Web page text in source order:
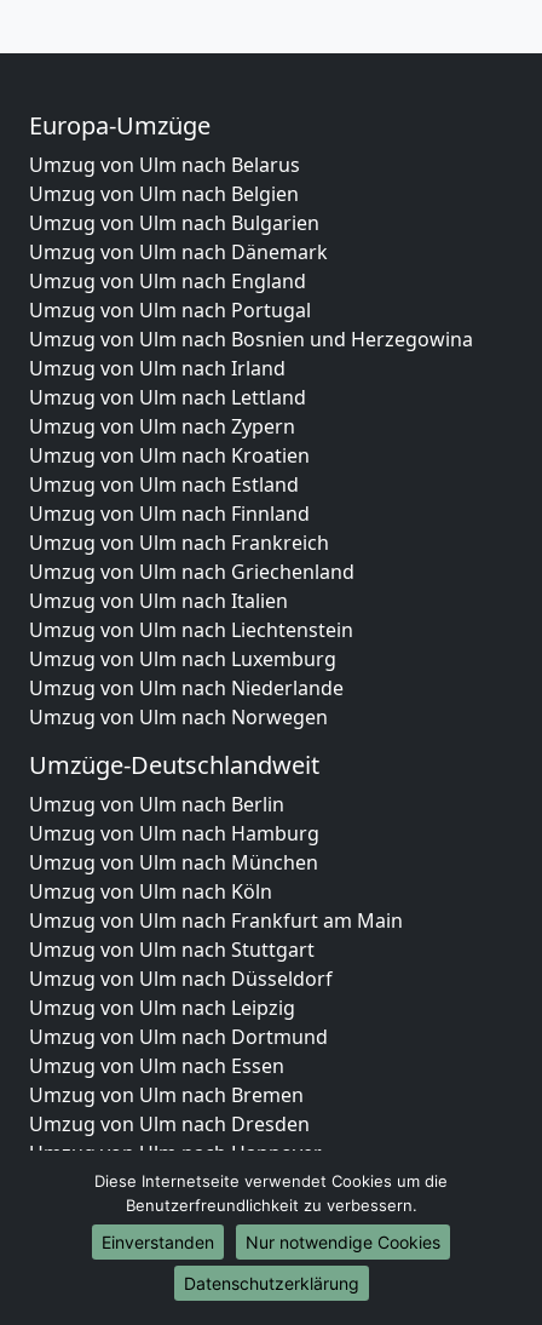
Europa-Umzüge
Umzug von Ulm nach Belarus
Umzug von Ulm nach Belgien
Umzug von Ulm nach Bulgarien
Umzug von Ulm nach Dänemark
Umzug von Ulm nach England
Umzug von Ulm nach Portugal
Umzug von Ulm nach Bosnien und Herzegowina
Umzug von Ulm nach Irland
Umzug von Ulm nach Lettland
Umzug von Ulm nach Zypern
Umzug von Ulm nach Kroatien
Umzug von Ulm nach Estland
Umzug von Ulm nach Finnland
Umzug von Ulm nach Frankreich
Umzug von Ulm nach Griechenland
Umzug von Ulm nach Italien
Umzug von Ulm nach Liechtenstein
Umzug von Ulm nach Luxemburg
Umzug von Ulm nach Niederlande
Umzug von Ulm nach Norwegen
Umzüge-Deutschlandweit
Umzug von Ulm nach Berlin
Umzug von Ulm nach Hamburg
Umzug von Ulm nach München
Umzug von Ulm nach Köln
Umzug von Ulm nach Frankfurt am Main
Umzug von Ulm nach Stuttgart
Umzug von Ulm nach Düsseldorf
Umzug von Ulm nach Leipzig
Umzug von Ulm nach Dortmund
Umzug von Ulm nach Essen
Umzug von Ulm nach Bremen
Umzug von Ulm nach Dresden
Umzug von Ulm nach Hannover
Umzug von Ulm nach Nürnberg
Umzug von Ulm nach Duisburg
Umzug von Ulm nach Bochum
Umzug von Ulm nach Wuppertal
Umzug von Ulm nach Bielefeld
Diese Internetseite verwendet Cookies um die
Benutzerfreundlichkeit zu verbessern.
Einverstanden
Nur notwendige Cookies
Datenschutzerklärung